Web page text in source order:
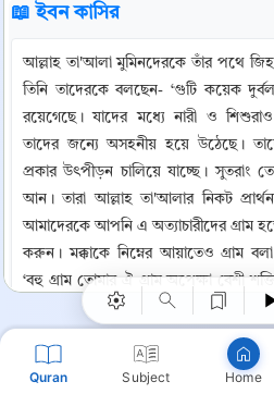
Quran Subject Home
📖 ইবন কাসির
আল্লাহ তা'আলা মুমিনদেরকে তাঁর পথে
তিনি তাদেরকে বলছেন- ‘গুটি কয়েক
রয়েগেছে। যাদের মধ্যে নারী ও
তাদের জন্যে অসহনীয় হয়ে উঠেছে।
প্রকার উৎপীড়ন চালিয়ে যাচ্ছে। সুতরাং
আন। তারা আল্লাহ তা'আলার নিকট
আমাদেরকে আপনি এ অত্যাচারীদের গ্রাম
করুন। মক্কাকে নিম্নের আয়াতেও গ্রাম
‘বহু গ্রাম তোমার ঐ গ্রাম অপেক্ষা বেশী
গ্রামবাসী তোমাকে বের করে
মক্কার কাফিরদের অত্যাচারের অভিযোগ
স্বীয় প্রার্থনায় বলছে- “হে আমাদের
আমাদের জন্যে পৃষ্ঠপোষক ও সাহায্যকারী
Copy